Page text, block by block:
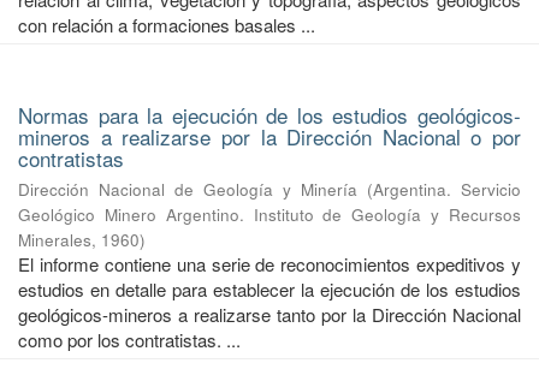
con relación a formaciones basales ...
Normas para la ejecución de los estudios geológicos-
mineros a realizarse por la Dirección Nacional o por
contratistas
Dirección Nacional de Geología y Minería (Argentina. Servicio
Geológico Minero Argentino. Instituto de Geología y Recursos
Minerales, 1960)
El informe contiene una serie de reconocimientos expeditivos y
estudios en detalle para establecer la ejecución de los estudios
geológicos-mineros a realizarse tanto por la Dirección Nacional
como por los contratistas. ...